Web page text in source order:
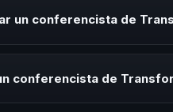
para la audiencia.
un conferencista de
conferencista de